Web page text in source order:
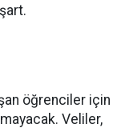
öğrenciler için
Veliler,